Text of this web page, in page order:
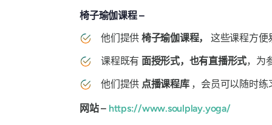
椅子瑜伽课程 –
他们提供 椅子瑜伽课程，
这些课程方便
课程既有 面授形式，也有直播形式，为
他们提供 点播课程库 ，会员可以随时练
网站 – https://www.soulplay.yoga/